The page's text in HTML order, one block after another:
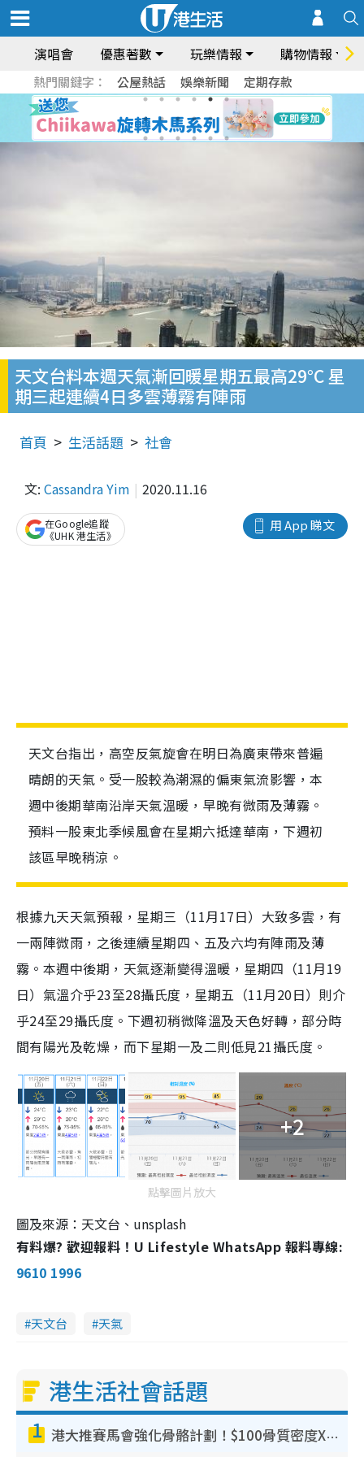
演唱會 優惠著數 玩樂情報 購物情報
熱門關鍵字： 公屋熱話 娛樂新聞 定期存款
天文台料本週天氣漸回暖星期五最高29°C 星
期三起連續4日多雲薄霧有陣雨
首頁 生活話題 社會
文: Cassandra Yim 2020.11.16
用 App 睇文
在Google追蹤
《UHK 港生活》
天文台指出，高空反氣旋會在明日為廣東帶來普遍
晴朗的天氣。受一股較為潮濕的偏東氣流影響，本
週中後期華南沿岸天氣溫暖，早晚有微雨及薄霧。
預料一股東北季候風會在星期六抵達華南，下週初
該區早晚稍涼。
根據九天天氣預報，星期三（11月17日）大致多雲，有
一兩陣微雨，之後連續星期四、五及六均有陣雨及薄
霧。本週中後期，天氣逐漸變得溫暖，星期四（11月19
日）氣溫介乎23至28攝氏度，星期五（11月20日）則介
乎24至29攝氏度。下週初稍微降溫及天色好轉，部分時
間有陽光及乾燥，而下星期一及二則低見21攝氏度。
+2
點擊圖片放大
圖及來源：天文台、unsplash
有料爆? 歡迎報料！U Lifestyle WhatsApp 報料專線:
9610 1996
天文台 天氣
港生活社會話題
1 港大推賽馬會強化骨骼計劃！$100骨質密度X光檢查 完成免費運動訓練送超市禮券！附參加資格